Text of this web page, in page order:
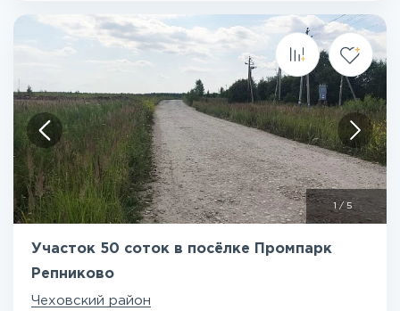
/ 5
Участок 50 соток в посёлке Промпарк
Репниково
Чеховский район